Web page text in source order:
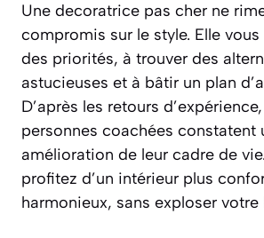
Une decoratrice pas cher ne
compromis sur le style. Elle
des priorités, à trouver des
astucieuses et à bâtir un plan
D’après les retours d’expérience,
personnes coachées constatent
amélioration de leur cadre de
profitez d’un intérieur plus
harmonieux, sans exploser votre